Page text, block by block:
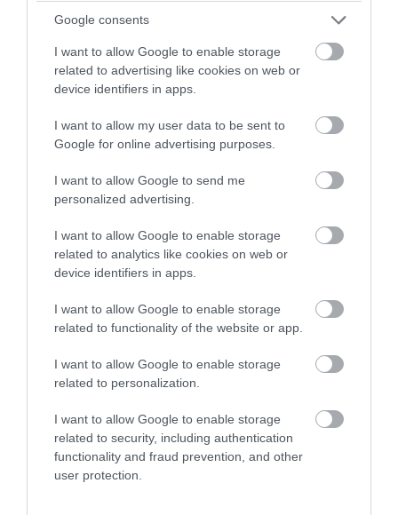
Google consents
I want to allow Google to enable storage
related to advertising like cookies on web or
device identifiers in apps.
I want to allow my user data to be sent to
Google for online advertising purposes.
I want to allow Google to send me
personalized advertising.
I want to allow Google to enable storage
related to analytics like cookies on web or
device identifiers in apps.
I want to allow Google to enable storage
related to functionality of the website or app.
I want to allow Google to enable storage
related to personalization.
I want to allow Google to enable storage
related to security, including authentication
functionality and fraud prevention, and other
user protection.
Σουίνι: Φωτογραφήθηκε με εσώρουχα
και λευκή διάφανη ρόμπα (φώτο)
06.08.2026 | 06:20
Η Α.Παναγιώταρου συνεχίζει να
«μαγνητίζει» τα βλέμματα στη Μύκονο: Η
λαμπερή εμφάνισή της στα Ματογιάννια
(φωτο)